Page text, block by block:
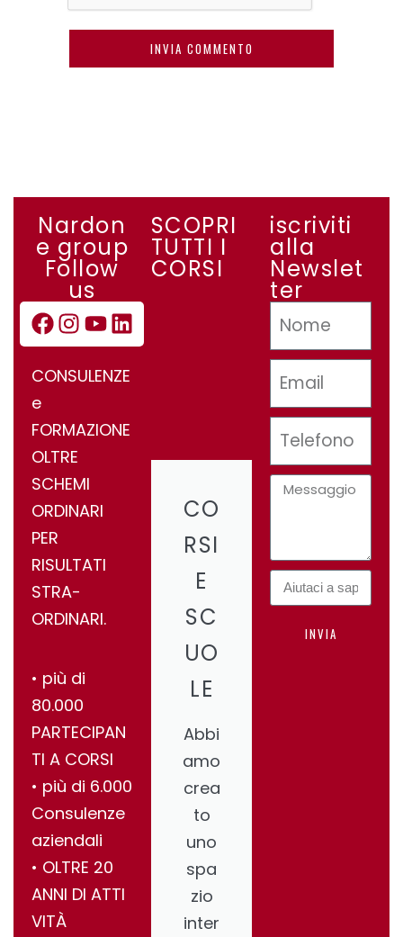
Nardon
e group
Follow
us
CONSULENZE
e
FORMAZIONE
OLTRE
SCHEMI
ORDINARI
PER
RISULTATI
STRA-
ORDINARI.
•⁠ ⁠più di
80.000
PARTECIPAN
TI A CORSI
•⁠ ⁠più di 6.000
Consulenze
aziendali
•⁠ ⁠OLTRE 20
ANNI DI ATTI
VITÀ
SCOPRI
TUTTI I
CORSI
CO
RSI
E
SC
UO
LE
Abbi
amo
crea
to
uno
spa
zio
inter
iscriviti
alla
Newslet
ter
INVIA